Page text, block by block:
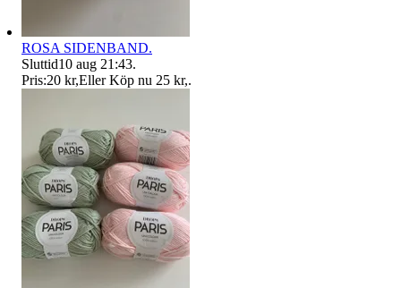
ROSA SIDENBAND.
Sluttid10 aug 21:43.
Pris:20 kr,Eller Köp nu 25 kr,.